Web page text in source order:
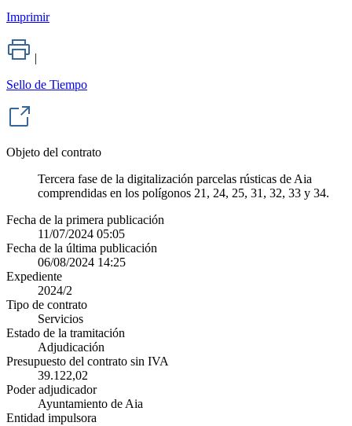
Imprimir
|
Sello de Tiempo
Objeto del contrato
Tercera fase de la digitalización parcelas rústicas de Aia
comprendidas en los polígonos 21, 24, 25, 31, 32, 33 y 34.
Fecha de la primera publicación
11/07/2024 05:05
Fecha de la última publicación
06/08/2024 14:25
Expediente
2024/2
Tipo de contrato
Servicios
Estado de la tramitación
Adjudicación
Presupuesto del contrato sin IVA
39.122,02
Poder adjudicador
Ayuntamiento de Aia
Entidad impulsora